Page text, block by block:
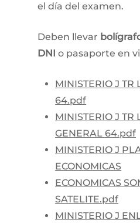
el día del examen.
Deben llevar
DNI o pasaporte en
MINISTERIO J TR
64.pdf
MINISTERIO J TR
GENERAL 64.pdf
MINISTERIO J
ECONOMICAS
ECONOMICAS
SATELITE.pdf
MINISTERIO J